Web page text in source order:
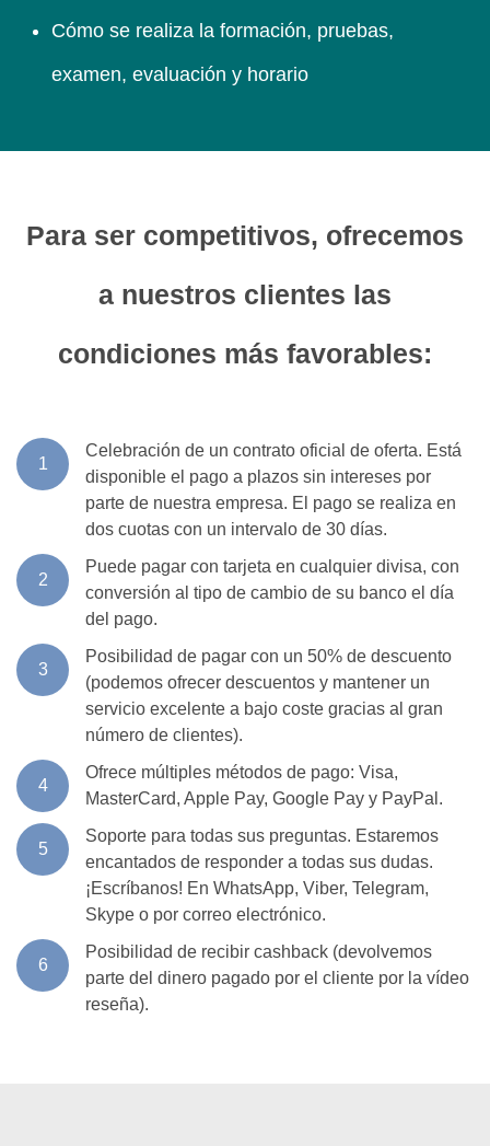
Cómo se realiza la formación, pruebas,
examen, evaluación y horario
Para ser competitivos, ofrecemos
a nuestros clientes las
condiciones más favorables:
1
Celebración de un contrato oficial de oferta. Está
disponible el pago a plazos sin intereses por
parte de nuestra empresa. El pago se realiza en
dos cuotas con un intervalo de 30 días.
2
Puede pagar con tarjeta en cualquier divisa, con
conversión al tipo de cambio de su banco el día
del pago.
3
Posibilidad de pagar con un 50% de descuento
(podemos ofrecer descuentos y mantener un
servicio excelente a bajo coste gracias al gran
número de clientes).
4
Ofrece múltiples métodos de pago: Visa,
MasterCard, Apple Pay, Google Pay y PayPal.
5
Soporte para todas sus preguntas. Estaremos
encantados de responder a todas sus dudas.
¡Escríbanos! En WhatsApp, Viber, Telegram,
Skype o por correo electrónico.
6
Posibilidad de recibir cashback (devolvemos
parte del dinero pagado por el cliente por la vídeo
reseña).